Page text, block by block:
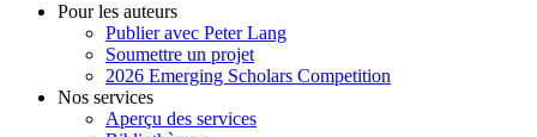
Pour les auteurs
Publier avec Peter Lang
Soumettre un projet
2026 Emerging Scholars Competition
Nos services
Aperçu des services